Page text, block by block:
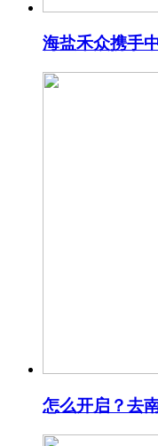
海盐禾众携手
怎么开启？去